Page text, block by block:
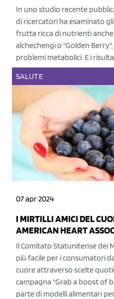
In uno studio recente
di ricercatori ha esaminato
frutta ricca di nutrienti
alchechengi o "Golden
problemi metabolici. E i
SALUTE
07 apr 2024
I MIRTILLI AMICI DEL
AMERICAN HEART
Il Comitato Statunitense dei
più facile per i consumatori
cuore attraverso scelte
campagna "Grab a boost of
parte di modelli alimentari